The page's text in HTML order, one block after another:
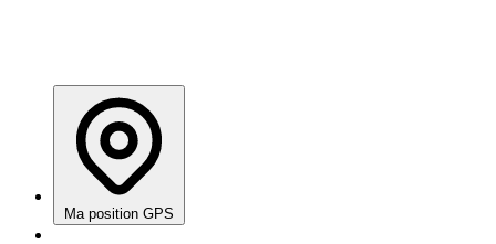
Ma position GPS